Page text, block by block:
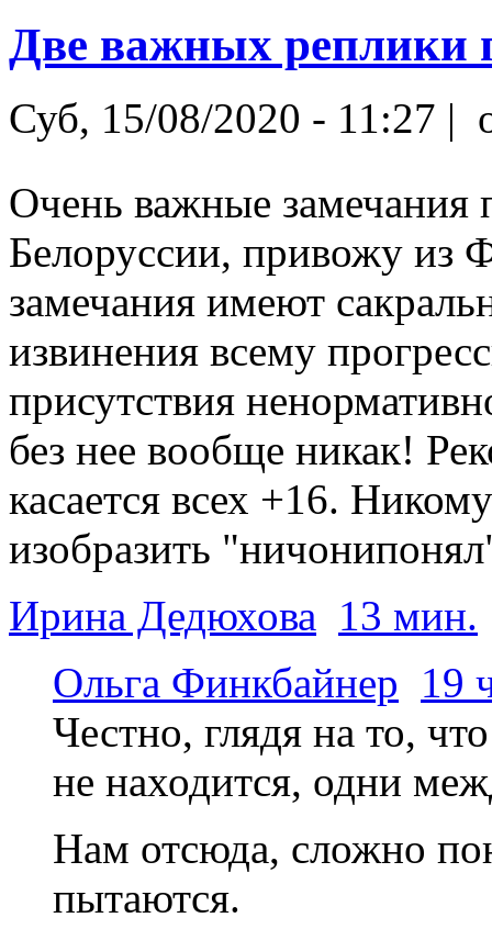
Две важных реплики
Суб, 15/08/2020 - 11:27 |
Очень важные замечания
Белоруссии, привожу из
замечания имеют
извинения всему
присутствия
без нее вообще никак!
касается всех +16.
изобразить
Ирина Дедюхова 13 мин.
Ольга Финкбайнер 19
Честно, глядя на то,
не находится, одни
Нам отсюда, сложно
пытаются.